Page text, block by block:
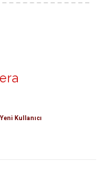
Yeni Kullanıcı